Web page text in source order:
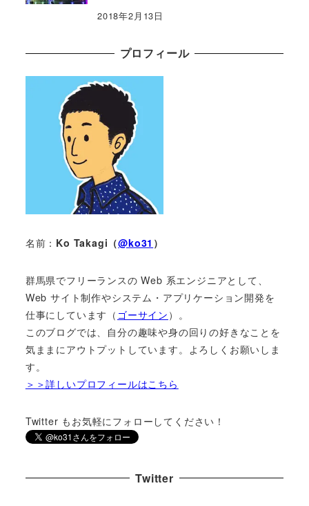
2018年2月13日
プロフィール
名前： Ko Takagi（@ko31 ）
群馬県でフリーランスの Web 系エンジニアとして、
Web サイト制作やシステム・アプリケーション開発を
仕事にしています（ ゴーサイン ）。
このブログでは、自分の趣味や身の回りの好きなことを
気ままにアウトプットしています。よろしくお願いしま
す。
＞＞詳しいプロフィールはこちら
Twitter もお気軽にフォローしてください！
Twitter